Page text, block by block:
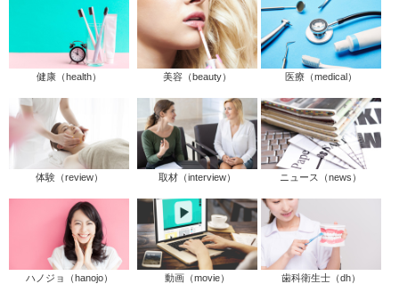
健康（health） 美容（beauty） 医療（medical）
体験（review） 取材（interview） ニュース（news）
ハノジョ（hanojo） 動画（movie） 歯科衛生士（dh）